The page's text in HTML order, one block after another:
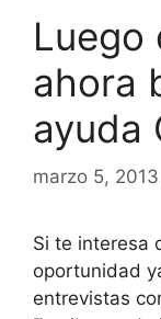
Luego
ahora
ayuda
marzo 5, 2013
Si te interesa
oportunidad
entrevistas